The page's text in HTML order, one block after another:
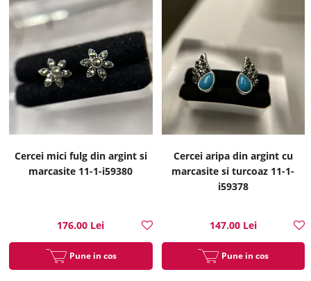
Cercei mici fulg din argint si
marcasite 11-1-i59380
176.00 Lei
Pune in cos
Cercei aripa din argint cu
marcasite si turcoaz 11-1-
i59378
147.00 Lei
Pune in cos